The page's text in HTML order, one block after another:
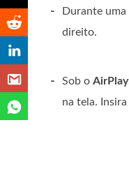
-
Durante
direito.
- Sob o
na tela.